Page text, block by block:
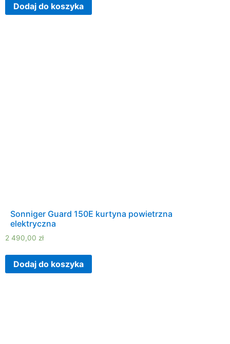
Dodaj do koszyka
Sonniger Guard 150E kurtyna powietrzna
elektryczna
2 490,00 zł
Dodaj do koszyka